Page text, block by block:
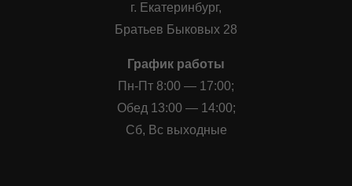
г. Екатеринбург,
Братьев Быковых 28
График работы
Пн-Пт 8:00 — 17:00;
Обед 13:00 — 14:00;
Сб, Вс выходные